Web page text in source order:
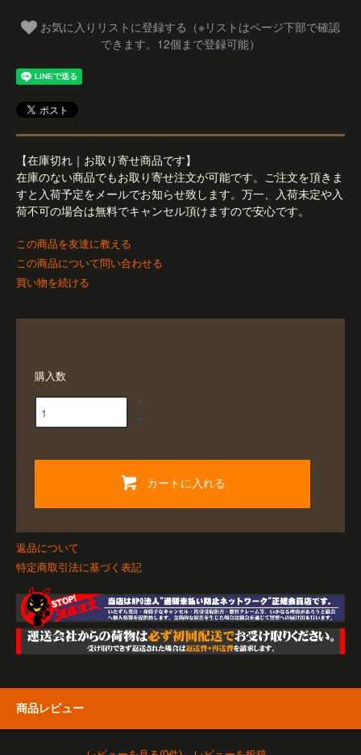
できます。12個まで登録可能）
【在庫切れ｜お取り寄せ商品です】
在庫のない商品でもお取り寄せ注文が可能です。ご注文を頂きま
すと入荷予定をメールでお知らせ致します。万一、入荷未定や入
荷不可の場合は無料でキャンセル頂けますので安心です。
この商品を友達に教える
この商品について問い合わせる
買い物を続ける
購入数
カートに入れる
返品について
特定商取引法に基づく表記
商品レビュー